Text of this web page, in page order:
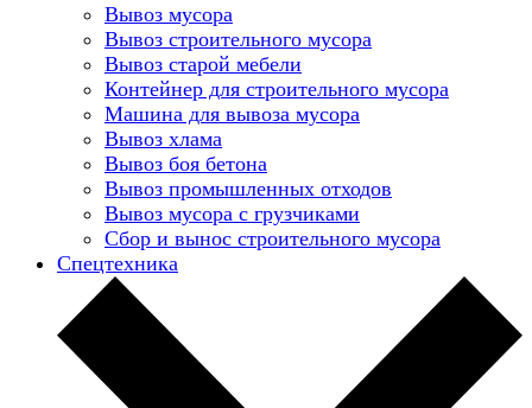
Вывоз мусора
Вывоз строительного мусора
Вывоз старой мебели
Контейнер для строительного мусора
Машина для вывоза мусора
Вывоз хлама
Вывоз боя бетона
Вывоз промышленных отходов
Вывоз мусора с грузчиками
Сбор и вынос строительного мусора
Спецтехника